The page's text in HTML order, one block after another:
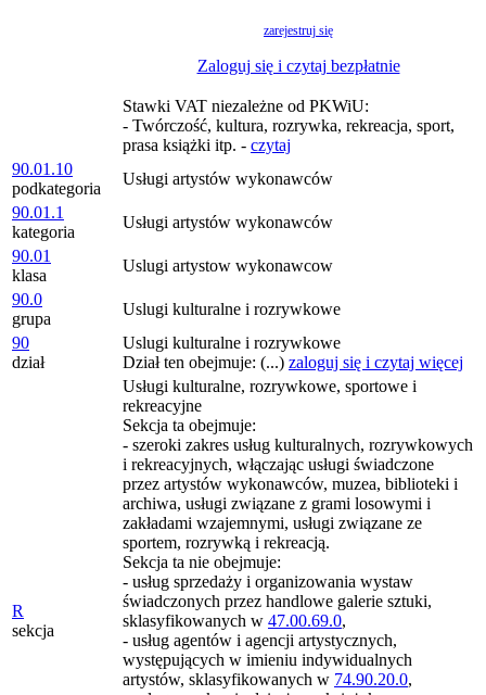
zarejestruj się
Zaloguj się i czytaj bezpłatnie
Stawki VAT niezależne od PKWiU:
- Twórczość, kultura, rozrywka, rekreacja, sport,
prasa książki itp. - czytaj
90.01.10
podkategoria
Usługi artystów wykonawców
90.01.1
kategoria
Usługi artystów wykonawców
90.01
klasa
Uslugi artystow wykonawcow
90.0
grupa
Uslugi kulturalne i rozrywkowe
90
dział
Uslugi kulturalne i rozrywkowe
Dział ten obejmuje: (...) zaloguj się i czytaj więcej
R
sekcja
Usługi kulturalne, rozrywkowe, sportowe i
rekreacyjne
Sekcja ta obejmuje:
- szeroki zakres usług kulturalnych, rozrywkowych
i rekreacyjnych, włączając usługi świadczone
przez artystów wykonawców, muzea, biblioteki i
archiwa, usługi związane z grami losowymi i
zakładami wzajemnymi, usługi związane ze
sportem, rozrywką i rekreacją.
Sekcja ta nie obejmuje:
- usług sprzedaży i organizowania wystaw
świadczonych przez handlowe galerie sztuki,
sklasyfikowanych w 47.00.69.0,
- usług agentów i agencji artystycznych,
występujących w imieniu indywidualnych
artystów, sklasyfikowanych w 74.90.20.0,